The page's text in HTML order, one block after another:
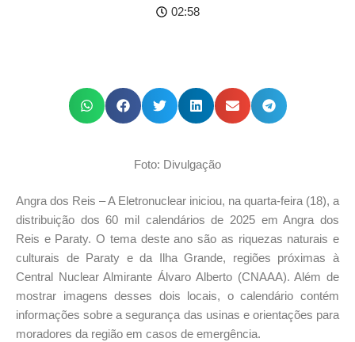
02:58
Foto: Divulgação
Angra dos Reis – A Eletronuclear iniciou, na quarta-feira (18), a
distribuição dos 60 mil calendários de 2025 em Angra dos
Reis e Paraty. O tema deste ano são as riquezas naturais e
culturais de Paraty e da Ilha Grande, regiões próximas à
Central Nuclear Almirante Álvaro Alberto (CNAAA). Além de
mostrar imagens desses dois locais, o calendário contém
informações sobre a segurança das usinas e orientações para
moradores da região em casos de emergência.